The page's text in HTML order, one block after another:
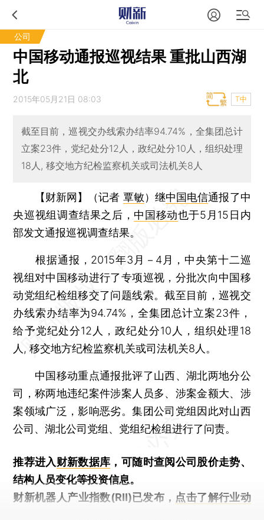
公司
中国移动通报巡视结果 重批山西湖
北
2015年05月21日 08:03 T中
截至目前，巡视交办线索办结率94.74%，全集团总计
立案23件，党纪处分12人，政纪处分10人，组织处理
18人, 移交地方纪检监察机关或司法机关8人
【财新网】（记者 覃敏） 继中国电信通报了中
央巡视组调查结果之后， 中国移动也于5月15日内
部发文通报巡视调查结果。
根据通报，2015年3月－4月，中央第十二巡
视组对中国移动进行了专项巡视，分批次向中国移
动党组纪检组移交了问题线索。截至目前，巡视交
办线索办结率为94.74%，全集团总计立案23件，
给予党纪处分12人，政纪处分10人，组织处理18
人, 移交地方纪检监察机关或司法机关8人。
中国移动重点通报批评了山西、湖北两地分公
司，称两地违纪案件涉案人员多、涉案金额大、涉
案领域广泛，影响恶劣。集团公司党组因此对山西
公司、湖北公司党组、党组纪检组进行了问责。
推荐进入财新数据库 ，可随时查阅公司股价走势、
结构人员变化等投资信息。
财新机器人产业指数(RII)已发布， 点击了解行业动